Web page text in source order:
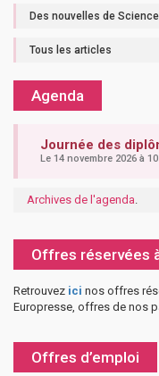
Des nouvelles de
Tous les articles
Agenda
Journée des
Le 14 novembre 2026 à
Archives de l'agenda.
Offres réservées
Retrouvez ici nos offres
Europresse, offres de nos
Offres d’emploi